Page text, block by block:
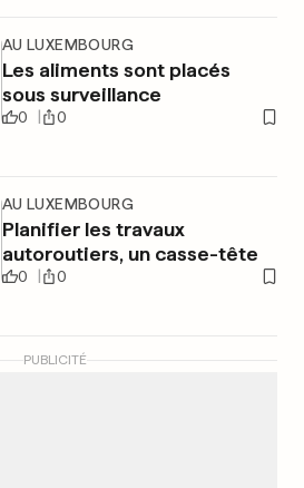
AU LUXEMBOURG
Les aliments sont placés
sous surveillance
0 0
AU LUXEMBOURG
Planifier les travaux
autoroutiers, un casse-tête
0 0
PUBLICITÉ